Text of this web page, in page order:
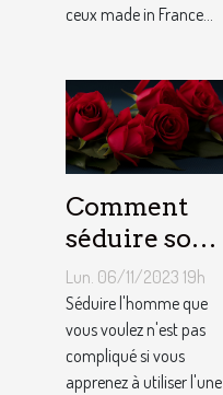
ceux made in France...
Comment
séduire son
homme ?
Lun. 06/11/2023 19h
Séduire l'homme que
vous voulez n'est pas
compliqué si vous
apprenez à utiliser l'une